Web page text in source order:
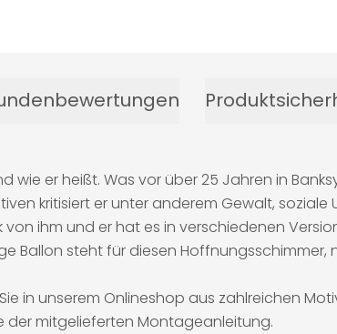
er heißt. Was vor über 25 Jahren in
kritisiert er unter anderem Gewalt, soziale
ihm und er hat es in verschiedenen
Ballon steht für diesen
in unserem Onlineshop aus zahlreichen
der mitgelieferten Montageanleitung.